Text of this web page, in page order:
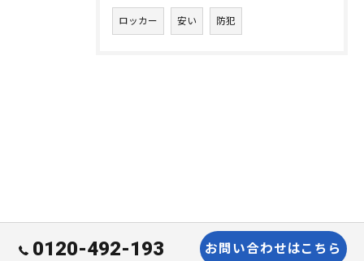
ロッカー 安い 防犯
0120-492-193 お問い合わせはこちら